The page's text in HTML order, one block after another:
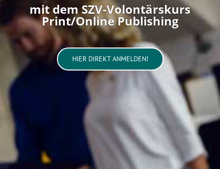
mit dem SZV-Volontärskurs
Print/Online Publishing
HIER DIREKT ANMELDEN!